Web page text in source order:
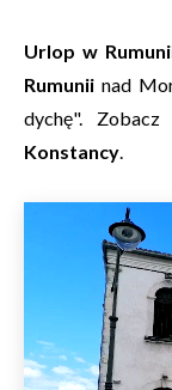
Urlop w
Rumunii nad
dychę". Zobacz
Konstancy.